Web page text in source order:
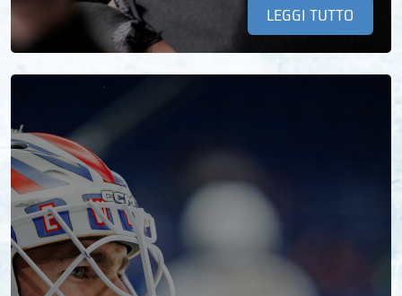
LEGGI TUTTO